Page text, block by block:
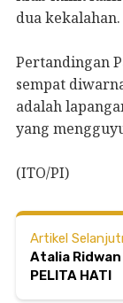
dua kekalahan.
Pertandingan
sempat
adalah
yang
(ITO/PI)
Artikel
Atalia
PELITA HATI